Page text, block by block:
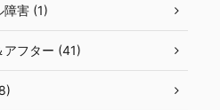
障害 (1)
アフター (41)